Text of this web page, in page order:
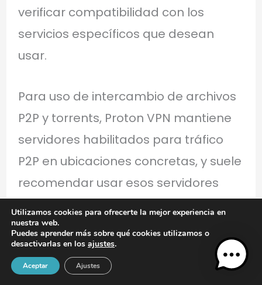
verificar compatibilidad con los
servicios específicos que desean
usar.
Para uso de intercambio de archivos
P2P y torrents, Proton VPN mantiene
servidores habilitados para tráfico
P2P en ubicaciones concretas, y suele
recomendar usar esos servidores
para optimizar rendimiento y
cumplimiento de políticas. La latencia
y la estabilidad en sesiones de larga
duración son factores a considerar;
Utilizamos cookies para ofrecerte la mejor experiencia en
nuestra web.
Puedes aprender más sobre qué cookies utilizamos o
desactivarlas en los ajustes.
Aceptar Ajustes